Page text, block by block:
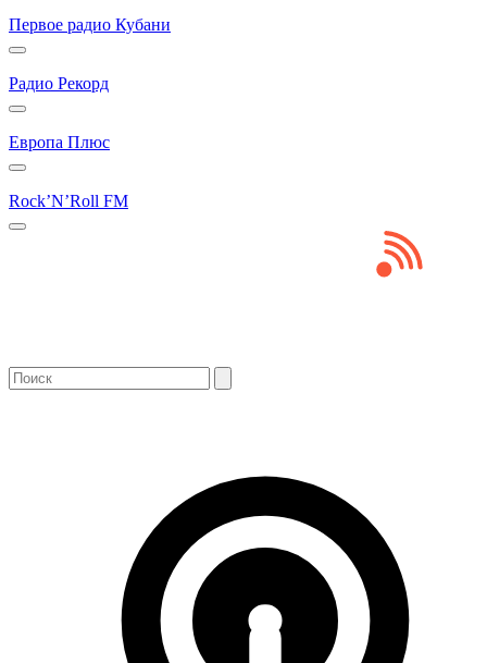
Первое радио Кубани
Радио Рекорд
Европа Плюс
Rock’N’Roll FM